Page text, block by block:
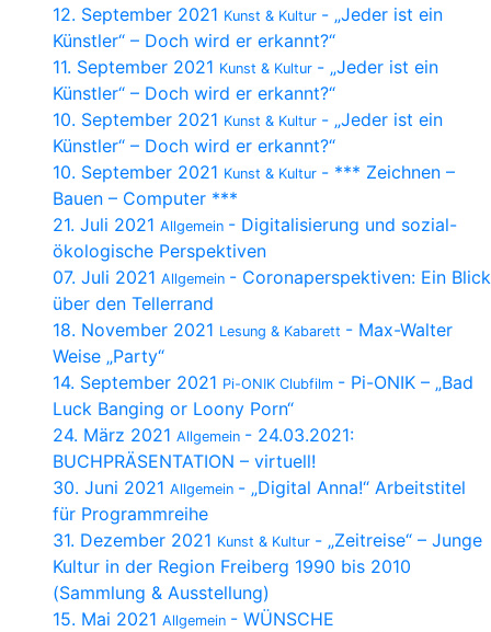
12. September 2021 Kunst & Kultur - „Jeder ist ein
Künstler“ – Doch wird er erkannt?“
11. September 2021 Kunst & Kultur - „Jeder ist ein
Künstler“ – Doch wird er erkannt?“
10. September 2021 Kunst & Kultur - „Jeder ist ein
Künstler“ – Doch wird er erkannt?“
10. September 2021 Kunst & Kultur - *** Zeichnen –
Bauen – Computer ***
21. Juli 2021 Allgemein - Digitalisierung und sozial-
ökologische Perspektiven
07. Juli 2021 Allgemein - Coronaperspektiven: Ein Blick
über den Tellerrand
18. November 2021 Lesung & Kabarett - Max-Walter
Weise „Party“
14. September 2021 Pi-ONIK Clubfilm - Pi-ONIK – „Bad
Luck Banging or Loony Porn“
24. März 2021 Allgemein - 24.03.2021:
BUCHPRÄSENTATION – virtuell!
30. Juni 2021 Allgemein - „Digital Anna!“ Arbeitstitel
für Programmreihe
31. Dezember 2021 Kunst & Kultur - „Zeitreise“ – Junge
Kultur in der Region Freiberg 1990 bis 2010
(Sammlung & Ausstellung)
15. Mai 2021 Allgemein - WÜNSCHE